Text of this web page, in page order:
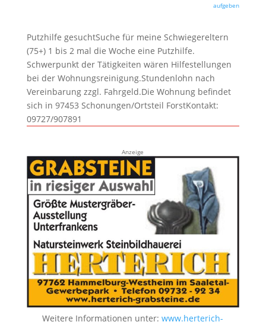
aufgeben
Putzhilfe gesuchtSuche für meine Schwiegereltern
(75+) 1 bis 2 mal die Woche eine Putzhilfe.
Schwerpunkt der Tätigkeiten wären Hilfestellungen
bei der Wohnungsreinigung.Stundenlohn nach
Vereinbarung zzgl. Fahrgeld.Die Wohnung befindet
sich in 97453 Schonungen/Ortsteil ForstKontakt:
09727/907891
Anzeige
Weitere Informationen unter:www.herterich-